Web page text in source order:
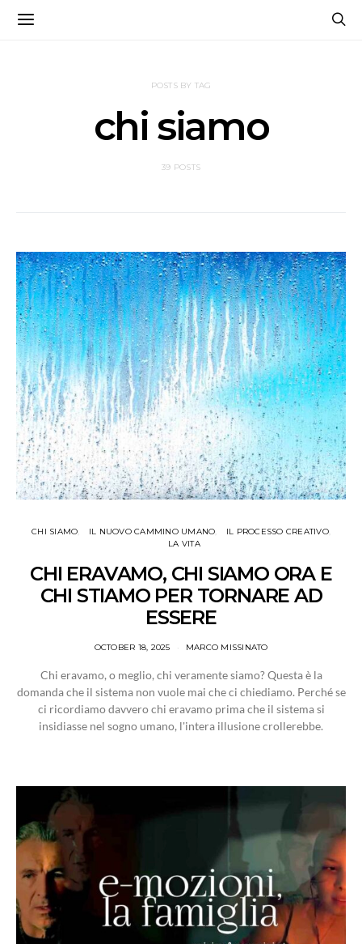
POSTS BY TAG
chi siamo
39 POSTS
CHI SIAMO IL NUOVO CAMMINO UMANO
IL PROCESSO CREATIVO
LA VITA
CHI ERAVAMO, CHI SIAMO ORA E
CHI STIAMO PER TORNARE AD
ESSERE
OCTOBER 18, 2025 MARCO MISSINATO
Chi eravamo, o meglio, chi veramente siamo? Questa è la
domanda che il sistema non vuole mai che ci chiediamo. Perché se
ci ricordiamo davvero chi eravamo prima che il sistema si
insidiasse nel sogno umano, l'intera illusione crollerebbe.